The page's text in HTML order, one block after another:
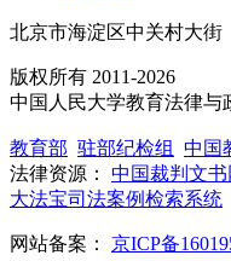
北京市海淀区中关村大街
版权所有 2011-2026
中国人民大学教育法律与
教育部 驻部纪检组 中国
法律资源： 中国裁判文书
大法宝司法案例检索系统
网站备案： 京ICP备